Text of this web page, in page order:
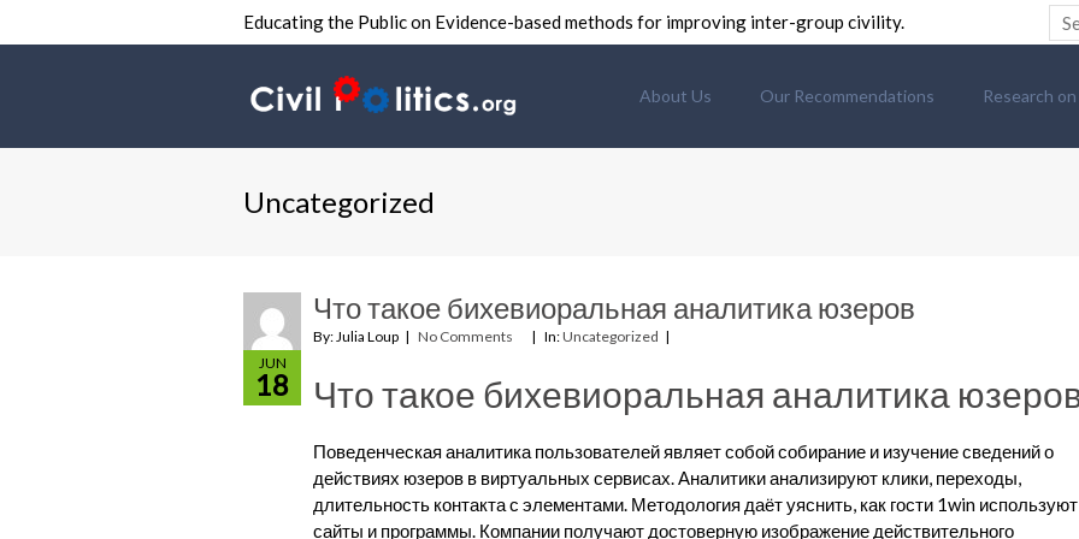
Educating the Public on Evidence-based methods for improving inter-group civility.
About Us Our Recommendations Research
Uncategorized
JUN
18
Что такое бихевиоральная аналитика юзеров
By: Julia Loup No Comments In:Uncategorized
Что такое бихевиоральная аналитика
Поведенческая аналитика пользователей являет собой собирание и изучение сведений о
действиях юзеров в виртуальных сервисах. Аналитики анализируют клики, переходы,
длительность контакта с элементами. Методология даёт уяснить, как гости 1win используют
сайты и программы. Компании получают достоверную изображение действительного